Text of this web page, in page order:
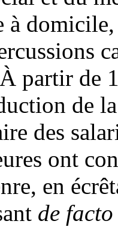
à
partir de
de
des
ont
en
de facto